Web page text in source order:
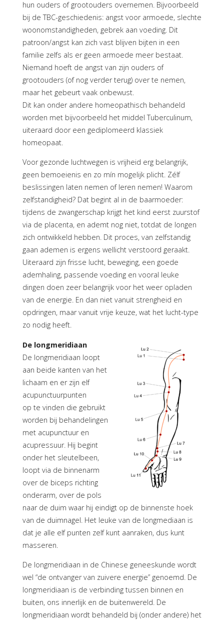
hun ouders of grootouders overnemen. Bijvoorbeeld
bij de TBC-geschiedenis: angst voor armoede, slechte
woonomstandigheden, gebrek aan voeding. Dit
patroon/angst kan zich vast blijven bijten in een
familie zelfs als er geen armoede meer bestaat.
Niemand hoeft de angst van zijn ouders of
grootouders (of nog verder terug) over te nemen,
maar het gebeurt vaak onbewust.
Dit kan onder andere homeopathisch behandeld
worden met bijvoorbeeld het middel Tuberculinum,
uiteraard door een gediplomeerd klassiek
homeopaat.
Voor gezonde luchtwegen is vrijheid erg belangrijk,
geen bemoeienis en zo mín mogelijk plicht. Zélf
beslissingen laten nemen of leren nemen! Waarom
zelfstandigheid? Dat begint al in de baarmoeder:
tijdens de zwangerschap krijgt het kind eerst zuurstof
via de placenta, en ademt nog niet, totdat de longen
zich ontwikkeld hebben. Dit proces, van zelfstandig
gaan ademen is ergens wellicht verstoord geraakt.
Uiteraard zijn frisse lucht, beweging, een goede
ademhaling, passende voeding en vooral leuke
dingen doen zeer belangrijk voor het weer opladen
van de energie. En dan niet vanuit strengheid en
opdringen, maar vanuit vrije keuze, wat het lucht-type
zo nodig heeft.
De longmeridiaan
De longmeridiaan loopt
aan beide kanten van het
lichaam en er zijn elf
acupunctuurpunten
op te vinden die gebruikt
worden bij behandelingen
met acupunctuur en
acupressuur. Hij begint
onder het sleutelbeen,
loopt via de binnenarm
over de biceps richting
onderarm, over de pols
naar de duim waar hij eindigt op de binnenste hoek
van de duimnagel. Het leuke van de longmediaan is
dat je alle elf punten zelf kunt aanraken, dus kunt
masseren.
De longmeridiaan in de Chinese geneeskunde wordt
wel “de ontvanger van zuivere energie” genoemd. De
longmeridiaan is de verbinding tussen binnen en
buiten, ons innerlijk en de buitenwereld. De
longmeridiaan wordt behandeld bij (onder andere) het